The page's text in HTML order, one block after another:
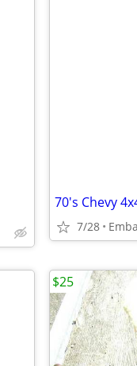
70's Chevy
7/28
$25